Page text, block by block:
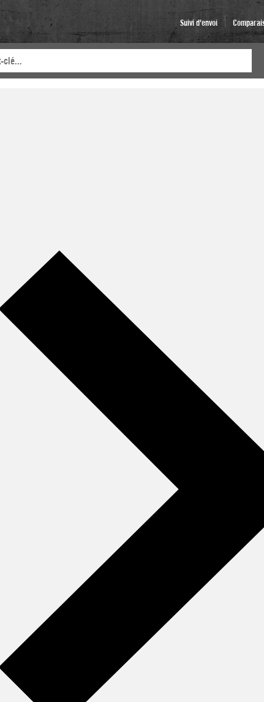
Suivi d'envoi